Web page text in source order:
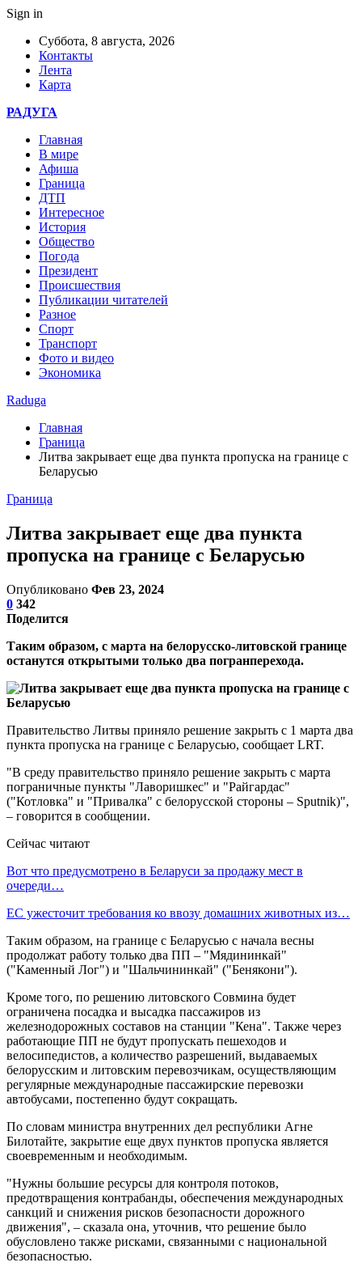
Sign in
Суббота, 8 августа, 2026
Контакты
Лента
Карта
РАДУГА
Главная
В мире
Афиша
Граница
ДТП
Интересное
История
Общество
Погода
Президент
Происшествия
Публикации читателей
Разное
Спорт
Транспорт
Фото и видео
Экономика
Raduga
Главная
Граница
Литва закрывает еще два пункта пропуска на границе с
Беларусью
Граница
Литва закрывает еще два пункта
пропуска на границе с Беларусью
Опубликовано Фев 23, 2024
0 342
Поделится
Таким образом, с марта на белорусско-литовской границе
останутся открытыми только два погранперехода.
Правительство Литвы приняло решение закрыть с 1 марта два
пункта пропуска на границе с Беларусью, сообщает LRT.
"В среду правительство приняло решение закрыть с марта
пограничные пункты "Лаворишкес" и "Райгардас"
("Котловка" и "Привалка" с белорусской стороны – Sputnik)",
– говорится в сообщении.
Сейчас читают
Вот что предусмотрено в Беларуси за продажу мест в
очереди…
ЕС ужесточит требования ко ввозу домашних животных из…
Таким образом, на границе с Беларусью с начала весны
продолжат работу только два ПП – "Мядининкай"
("Каменный Лог") и "Шальчининкай" ("Бенякони").
Кроме того, по решению литовского Совмина будет
ограничена посадка и высадка пассажиров из
железнодорожных составов на станции "Кена". Также через
работающие ПП не будут пропускать пешеходов и
велосипедистов, а количество разрешений, выдаваемых
белорусским и литовским перевозчикам, осуществляющим
регулярные международные пассажирские перевозки
автобусами, постепенно будут сокращать.
По словам министра внутренних дел республики Агне
Билотайте, закрытие еще двух пунктов пропуска является
своевременным и необходимым.
"Нужны большие ресурсы для контроля потоков,
предотвращения контрабанды, обеспечения международных
санкций и снижения рисков безопасности дорожного
движения", – сказала она, уточнив, что решение было
обусловлено также рисками, связанными с национальной
безопасностью.